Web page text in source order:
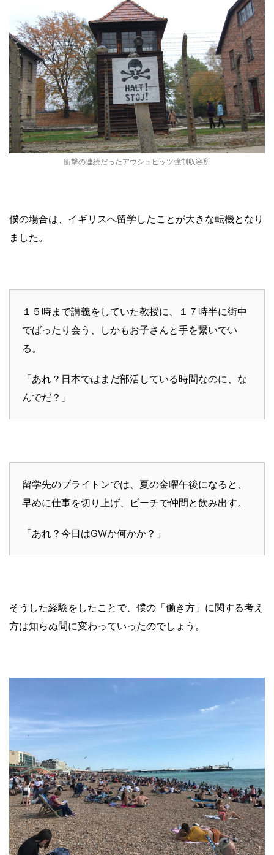
衝撃の連続だったアウシュビッツ強制収容所
僕の場合は、イギリスへ留学したことが大きな転機となり
ました。
１５時まで講義をしていた教授に、１７時半に街中
でばったり会う、しかもお子さんと手を繋いでい
る。
「あれ？日本ではまだ部活している時間なのに、な
んでだ？」
留学先のブライトンでは、夏の金曜午後になると、
早めに仕事を切り上げ、ビーチで仲間と飲み出す。
「あれ？今日はGWか何かか？」
そうした経験をしたことで、僕の「働き方」に関する考え
方は知らぬ間に変わっていったのでしょう。